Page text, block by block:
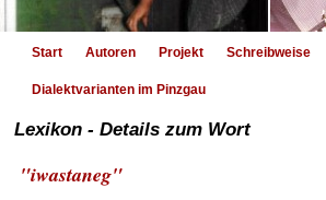
Start Autoren Projekt Schreibweise
Dialektvarianten im Pinzgau
Lexikon - Details zum Wort
"iwastaneg"